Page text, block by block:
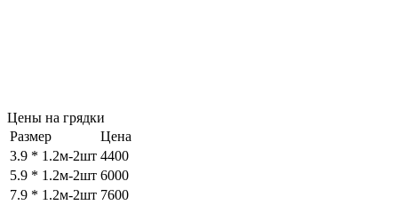
Цены на грядки
Размер
Цена
3.9 * 1.2м-2шт 4400
5.9 * 1.2м-2шт 6000
7.9 * 1.2м-2шт 7600